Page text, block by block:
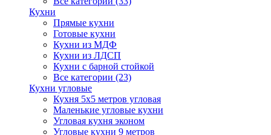
Кухни
Прямые кухни
Готовые кухни
Кухни из МДФ
Кухни из ЛДСП
Кухни с барной стойкой
Все категории (23)
Кухни угловые
Кухня 5х5 метров угловая
Маленькие угловые кухни
Угловая кухня эконом
Угловые кухни 9 метров